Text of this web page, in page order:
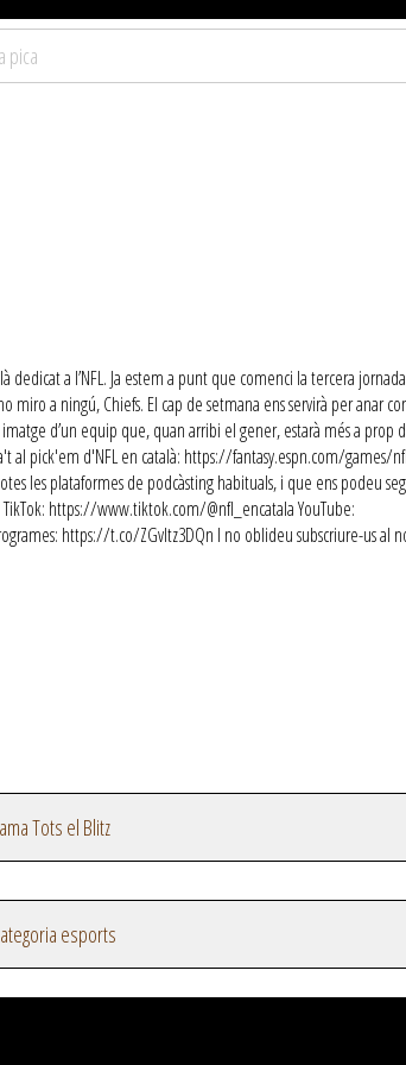
pica
a l’NFL. Ja estem a punt que comenci la tercera jornada
a ningú, Chiefs. El cap de setmana ens servirà per anar
d’un equip que, quan arribi el gener, estarà més a
al pick'em d'NFL en català: https://fantasy.espn.com/games/
les plataformes de podcàsting habituals, i que ens podeu
https://www.tiktok.com/@nfl_encatala YouTube:
https://t.co/ZGvItz3DQn I no oblideu subscriure-us al
Tots el Blitz
esports